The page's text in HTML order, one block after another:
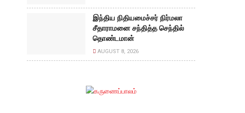
இந்திய நிதியமைச்சர் நிர்மலா
சீதாராமனை சந்தித்த செந்தில்
தொண்டமான்
AUGUST 8, 2026